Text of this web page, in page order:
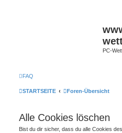
PC-
FAQ
STARTSEITE Foren-Übersicht
Alle Cookies löschen
Bist du dir sicher, dass du alle Cookies